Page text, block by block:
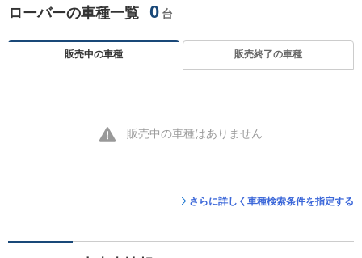
ローバーの車種一覧 0 台
販売中の車種 販売終了の車種
販売中の車種はありません
さらに詳しく車種検索条件を指定する